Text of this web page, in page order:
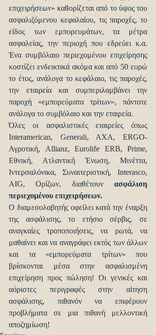
επιχειρήσεων» καθορίζεται από το ύψος του
ασφαλιζόμενου κεφαλαίου, τις παροχές, το
είδος των εμπορευμάτων, τα μέτρα
ασφαλείας, την περιοχή που εδρεύει κ.α.
Ένα συμβόλαιο περιεχομένου επιχείρησης
κοστίζει ενδεικτικά ακόμα και από 50 ευρώ
το έτος, ανάλογα το κεφάλαιο, τις παροχές,
την εταιρεία και συμπεριλαμβάνει την
παροχή «εμπορεύματα τρίτων», πάντοτε
ανάλογα το συμβόλαιο και την εταιρεία.
Όλες οι ασφαλιστικές εταιρείες όπως
Interamerican, Generali, AXA, ERGO-
Αγροτική, Allianz, Eurolife ERB, Prime,
Εθνική, Ατλαντική Ένωση, Μινέττα,
Ιντερσαλόνικα, Συναιτεριστική, Interasco,
AIG, Ορίζων, διαθέτουν ασφάλιση
περιεχομένου επιχειρήσεων.
Ο διαμεσολαβητής οφείλει κατά την έναρξη
της ασφάλισης, το ετήσιο σέρβις, σε
αναγκαίες τροποποιήσεις, να ρωτά, να
μαθαίνει και να αναγράφει εκτός των άλλων
και τα «εμπορεύματα τρίτων» που
βρίσκονται μέσα στην ασφαλισμένη
επιχείρηση προς πώληση! Οι γενικές και
αόριστες περιγραφές στην αίτηση
ασφάλισης, πιθανόν να επιφέρουν
προβλήματα σε μια πιθανή μελλοντική
αποζημίωση!